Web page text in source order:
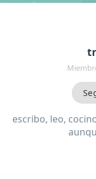
escribo, leo,